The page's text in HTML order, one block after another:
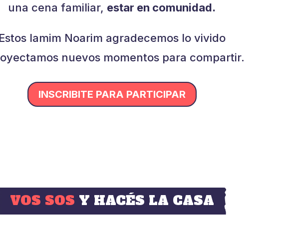
una cena familiar, estar en comunidad.
Iamim Noarim agradecemos lo vivido
nuevos momentos para compartir.
INSCRIBITE PARA PARTICIPAR
VOS SOS Y HACÉS LA CASA